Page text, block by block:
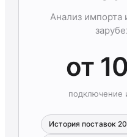
Анализ импорта
от
подключение
История поставок